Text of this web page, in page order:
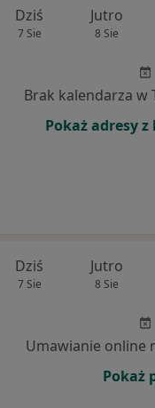
Dziś
7 Sie
Jutro
8 Sie
Brak kalendarza w
Pokaż adresy
Dziś
7 Sie
Jutro
8 Sie
Umawianie online
Pokaż